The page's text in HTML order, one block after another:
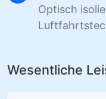
Optisch
Wesentliche